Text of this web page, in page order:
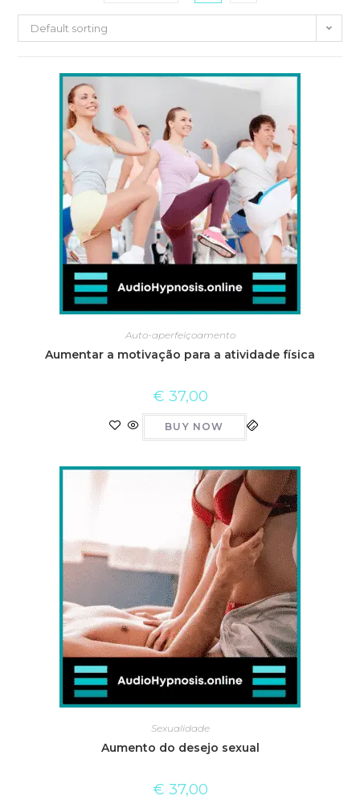
Default sorting
Auto-aperfeiçoamento
Aumentar a motivação para a atividade física
€ 37,00
BUY NOW
Sexualidade
Aumento do desejo sexual
€ 37,00